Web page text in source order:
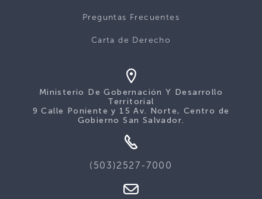
Preguntas Frecuentes
Carta de Derecho
Ministerio De Gobernación Y Desarrollo
Territorial
9 Calle Poniente y 15 Av. Norte, Centro de
Gobierno San Salvador.
(503)2527-7000